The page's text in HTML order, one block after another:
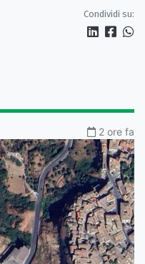
Condividi su:
2 ore fa